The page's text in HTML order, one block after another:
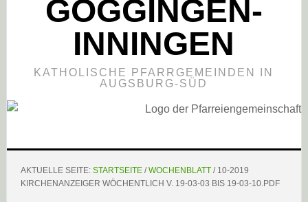
GÖGGINGEN-
INNINGEN
KATHOLISCHE PFARRGEMEINDEN IN
AUGSBURG-SÜD
AKTUELLE SEITE: STARTSEITE / WOCHENBLATT /10-2019
KIRCHENANZEIGER WÖCHENTLICH V. 19-03-03 BIS 19-03-10.PDF